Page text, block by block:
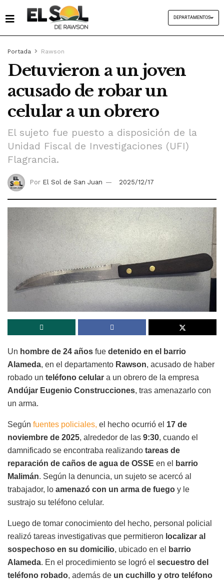
DEPARTAMENTOS
Portada Rawson
Detuvieron a un joven
acusado de robar un
celular a un obrero
El sujeto fue puesto a disposición de la
Unidad Fiscal de Investigaciones (UFI)
Flagrancia.
Por El Sol de San Juan 2025/12/17
Un hombre de 24 años fue detenido en el barrio
Alameda, en el departamento Rawson, acusado de haber
robado un teléfono celular a un obrero de la empresa
Andújar Eugenio Construcciones, tras amenazarlo con
un arma.
Según fuentes policiales, el hecho ocurrió el 17 de
noviembre de 2025, alrededor de las 9:30, cuando el
damnificado se encontraba realizando tareas de
reparación de caños de agua de OSSE en el
barrio
Malimán. Según la denuncia, un sujeto se acercó al
trabajador, lo amenazó con un arma de fuego y le
sustrajo su teléfono celular.
Luego de tomar conocimiento del hecho, personal policial
realizó tareas investigativas que permitieron localizar al
sospechoso en su domicilio, ubicado en el
barrio
Alameda. En el procedimiento se logró el secuestro del
teléfono robado, además de un cuchillo y otro teléfono